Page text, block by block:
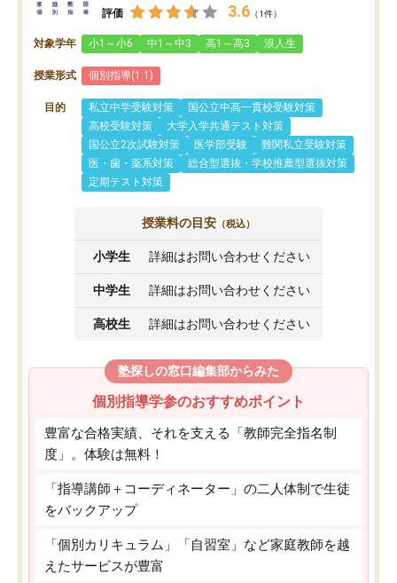
評価 3.6 （1件）
対象学年 小1～小6 中1～中3 高1～高3 浪人生
授業形式 個別指導(1:1)
目的 私立中学受験対策
国公立中高一貫校受験対策
高校受験対策
大学入学共通テスト対策
国公立2次試験対策
医学部受験
難関私立受験対策
医・歯・薬系対策
総合型選抜・学校推薦型選抜対策
定期テスト対策
授業料の目安 （税込）
小学生 詳細はお問い合わせください
中学生 詳細はお問い合わせください
高校生 詳細はお問い合わせください
塾探しの窓口編集部からみた
個別指導学参のおすすめポイント
豊富な合格実績、それを支える「教師完全指名制
度」。体験は無料！
「指導講師＋コーディネーター」の二人体制で生徒
をバックアップ
「個別カリキュラム」「自習室」など家庭教師を越
えたサービスが豊富